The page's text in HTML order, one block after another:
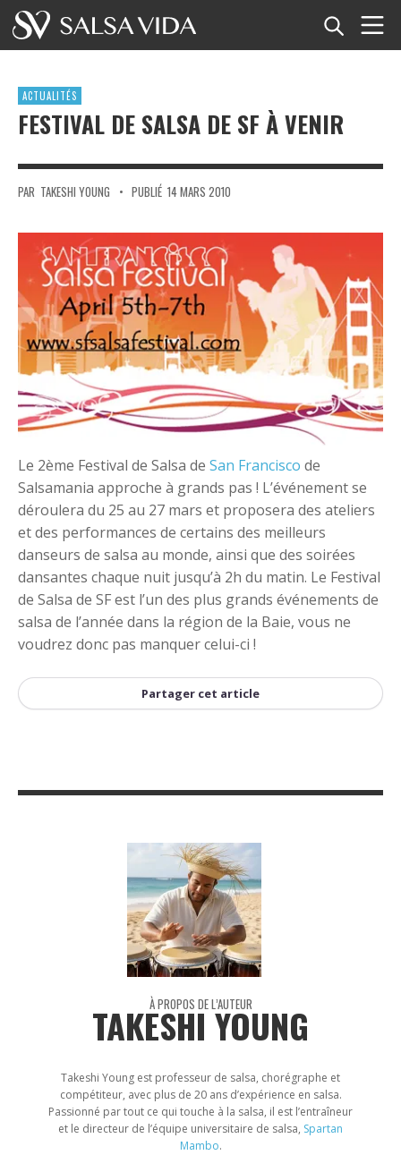
Événements
Articles
Vidéos
Glossaire
Boutique
TuneTempo
+ Ajouter un événement
ACTUALITÉS
FESTIVAL DE SALSA DE SF À VENIR
PAR TAKESHI YOUNG • PUBLIÉ 14 MARS 2010
Le 2ème Festival de Salsa de San Francisco de
Salsamania approche à grands pas ! L’événement se
déroulera du 25 au 27 mars et proposera des ateliers
et des performances de certains des meilleurs
danseurs de salsa au monde, ainsi que des soirées
dansantes chaque nuit jusqu’à 2h du matin. Le Festival
de Salsa de SF est l’un des plus grands événements de
salsa de l’année dans la région de la Baie, vous ne
voudrez donc pas manquer celui-ci !
Partager cet article
À PROPOS DE L’AUTEUR
TAKESHI YOUNG
Takeshi Young est professeur de salsa, chorégraphe et
compétiteur, avec plus de 20 ans d’expérience en salsa.
Passionné par tout ce qui touche à la salsa, il est l’entraîneur
et le directeur de l’équipe universitaire de salsa, Spartan
Mambo.